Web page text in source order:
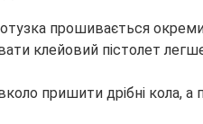
прошивається
клейовий пістолет
пришити дрібні кола,